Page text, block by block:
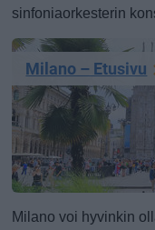
sinfoniaorkesterin
Milano – Etusivu
Milano voi hyvinkin